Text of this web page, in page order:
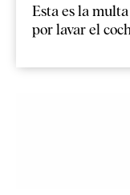
Esta es la
por lavar el